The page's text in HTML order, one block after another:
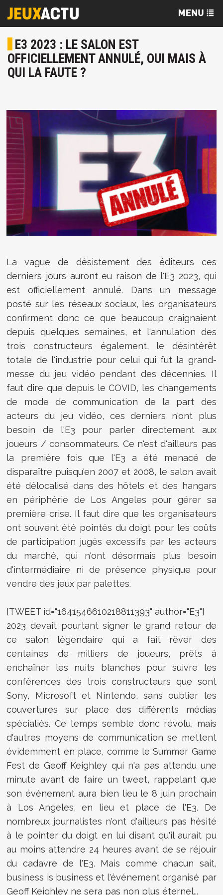
E3 2023 : LE SALON EST
OFFICIELLEMENT ANNULÉ, OUI MAIS À
QUI LA FAUTE ?
La vague de désistement des éditeurs ces
derniers jours auront eu raison de l'E3 2023, qui
est officiellement annulé. Dans un message
posté sur les réseaux sociaux, les organisateurs
confirment donc ce que beaucoup craignaient
depuis quelques semaines, et l'annulation des
trois constructeurs également, le désintérêt
totale de l'industrie pour celui qui fut la grand-
messe du jeu vidéo pendant des décennies. Il
faut dire que depuis le COVID, les changements
de mode de communication de la part des
acteurs du jeu vidéo, ces derniers n'ont plus
besoin de l'E3 pour parler directement aux
joueurs / consommateurs. Ce n'est d'ailleurs pas
la première fois que l'E3 a été menacé de
disparaître puisqu'en 2007 et 2008, le salon avait
été délocalisé dans des hôtels et des hangars
en périphérie de Los Angeles pour gérer sa
première crise. Il faut dire que les organisateurs
ont souvent été pointés du doigt pour les coûts
de participation jugés excessifs par les acteurs
du marché, qui n'ont désormais plus besoin
d'intermédiaire ni de présence physique pour
vendre des jeux par palettes.
[TWEET id="1641546610218811393" author="E3"]
2023 devait pourtant signer le grand retour de
ce salon légendaire qui a fait rêver des
centaines de milliers de joueurs, prêts à
enchaîner les nuits blanches pour suivre les
conférences des trois constructeurs que sont
Sony, Microsoft et Nintendo, sans oublier les
couvertures sur place des différents médias
spécialiés. Ce temps semble donc révolu, mais
d'autres moyens de communication se mettent
évidemment en place, comme le Summer Game
Fest de Geoff Keighley qui n'a pas attendu une
minute avant de faire un tweet, rappelant que
son événement aura bien lieu le 8 juin prochain
à Los Angeles, en lieu et place de l'E3. De
nombreux journalistes n'ont d'ailleurs pas hésité
à le pointer du doigt en lui disant qu'il aurait pu
au moins attendre 24 heures avant de se réjouir
du cadavre de l'E3. Mais comme chacun sait,
business is business et l'événement organisé par
Geoff Keighley ne sera pas non plus éternel...